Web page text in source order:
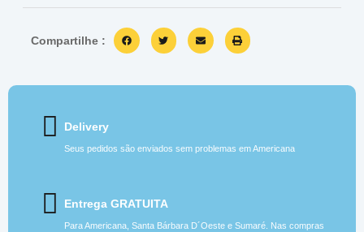
Compartilhe :
Delivery
Seus pedidos são enviados sem problemas em Americana
Entrega GRATUITA
Para Americana, Santa Bárbara D´Oeste e Sumaré. Nas compras